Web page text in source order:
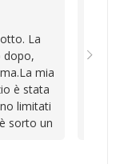
La
dopo,
mia
è stata
limitati
sorto un
sono